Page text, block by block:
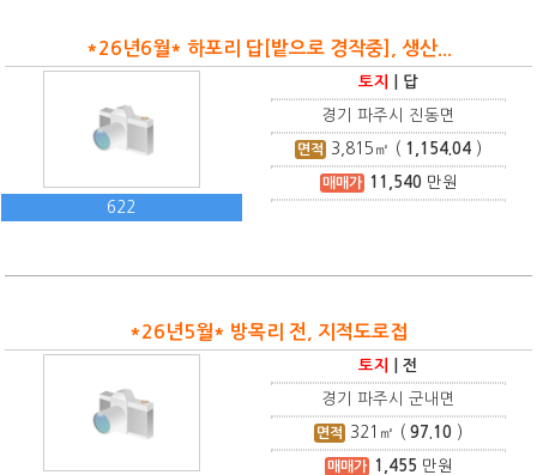
*26년6월* 하포리 답[밭으로 경작중], 생산...
622
토지 답
경기 파주시 진동면
면적 3,815 ㎡ ( 1,154.04 )
매매가 11,540만원
*26년5월* 방목리 전, 지적도로접
토지 |전
경기 파주시 군내면
면적 321 ㎡ (97.10 )
매매가 1,455 만원